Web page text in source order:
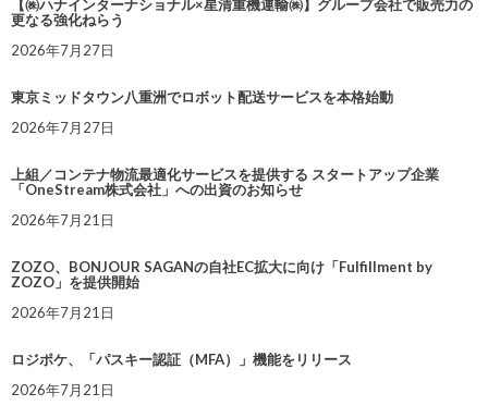
【㈱ハナインターナショナル×星清重機運輸㈱】グループ会社で販売力の
更なる強化ねらう
2026年7月27日
東京ミッドタウン八重洲でロボット配送サービスを本格始動
2026年7月27日
上組／コンテナ物流最適化サービスを提供する スタートアップ企業
「OneStream株式会社」への出資のお知らせ
2026年7月21日
ZOZO、BONJOUR SAGANの自社EC拡大に向け「Fulfillment by
ZOZO」を提供開始
2026年7月21日
ロジポケ、「パスキー認証（MFA）」機能をリリース
2026年7月21日